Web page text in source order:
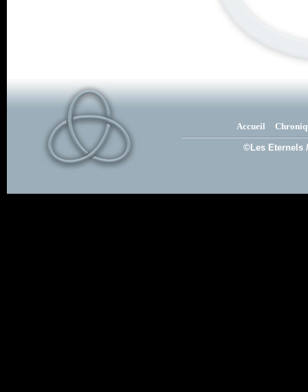
Accueil
©Les Eternels